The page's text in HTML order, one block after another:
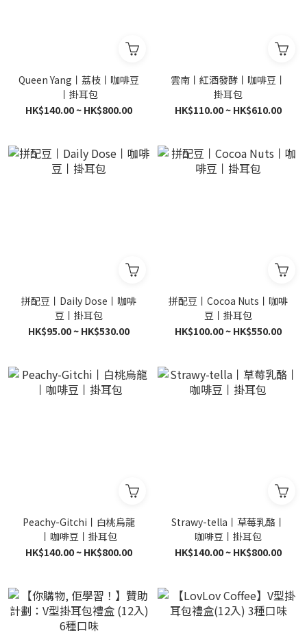
Queen Yang丨荔枝丨咖啡豆
丨掛耳包
HK$140.00 ~ HK$800.00
雲南丨紅酒發酵丨咖啡豆丨
掛耳包
HK$110.00 ~ HK$610.00
拼配豆丨Daily Dose丨咖啡
豆丨掛耳包
HK$95.00 ~ HK$530.00
拼配豆丨Cocoa Nuts丨咖啡
豆丨掛耳包
HK$100.00 ~ HK$550.00
Peachy-Gitchi丨白桃烏龍
丨咖啡豆丨掛耳包
HK$140.00 ~ HK$800.00
Strawy-tella丨草莓乳酪丨
咖啡豆丨掛耳包
HK$140.00 ~ HK$800.00